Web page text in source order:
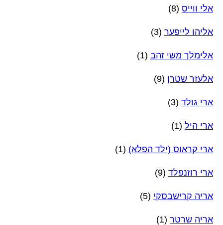
אלי ווייס (8)
אליהו לייפער (3)
אלימלך משי זהב (1)
אלעזר שטרן (9)
ארי גולד (3)
ארי היל (1)
ארי קראוס (ילד הפלא) (1)
ארי רוזנפלד (9)
אריה קרישבסקי (5)
אריה שרטר (1)